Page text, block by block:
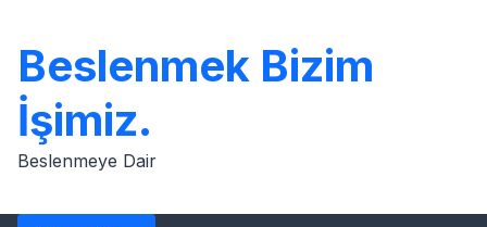
content
Beslenmek Bizim
İşimiz.
Beslenmeye Dair